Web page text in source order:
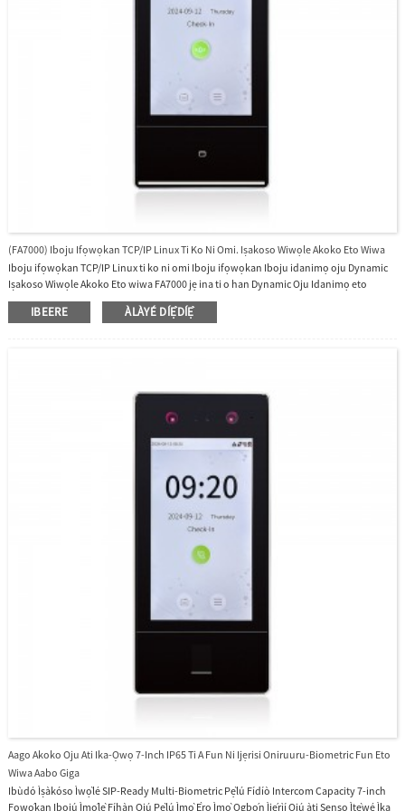
(FA7000) Iboju Ifọwọkan TCP/IP Linux Ti Ko Ni Omi. Iṣakoso Wiwọle Akoko Eto Wiwa
Iboju ifọwọkan TCP/IP Linux ti ko ni omi Iboju ifọwọkan Iboju idanimọ oju Dynamic
Iṣakoso Wiwọle Akoko Eto wiwa FA7000 jẹ ina ti o han Dynamic Oju Idanimọ eto
iṣakoso iwọle Pẹlu iboju ifọwọkan awọ TFT 7 inch, agbara oju 10,000, awọn kaadi
50,000 (boṣewa), ọrọ igbaniwọle 10,000, awọn akọọlẹ 300,000, Eto iṣiṣẹ Linux, A pese
IBEERE ÀLÀYÉ DÍẸ̀DÍẸ̀
Aago Akoko Oju Ati Ika-Ọwọ 7-Inch IP65 Ti A Fun Ni Ijẹrisi Oniruuru-Biometric Fun Eto
Wiwa Aabo Giga
Ibùdó Ìṣàkóso Ìwọ̀lé SIP-Ready Multi-Biometric Pẹ̀lú Fídíò Intercom Capacity 7-inch
Fọwọ́kan Ibojú Ìmọ́lẹ̀ Fíhàn Ojú Pẹ̀lú Ìmọ̀ Ẹ̀rọ Ìmọ̀ Ọgbọ́n Ìjẹ́rìí Ojú àti Sensọ Ìtẹ̀wé Ìka